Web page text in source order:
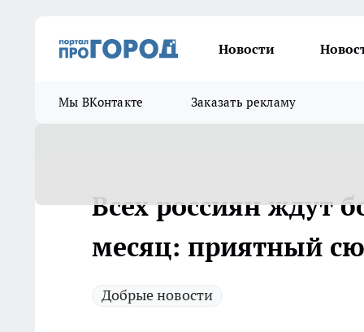
Новости
Мы ВКонтакте Заказать рекламу
Всех россиян ждут
месяц: приятный
Добрые новости